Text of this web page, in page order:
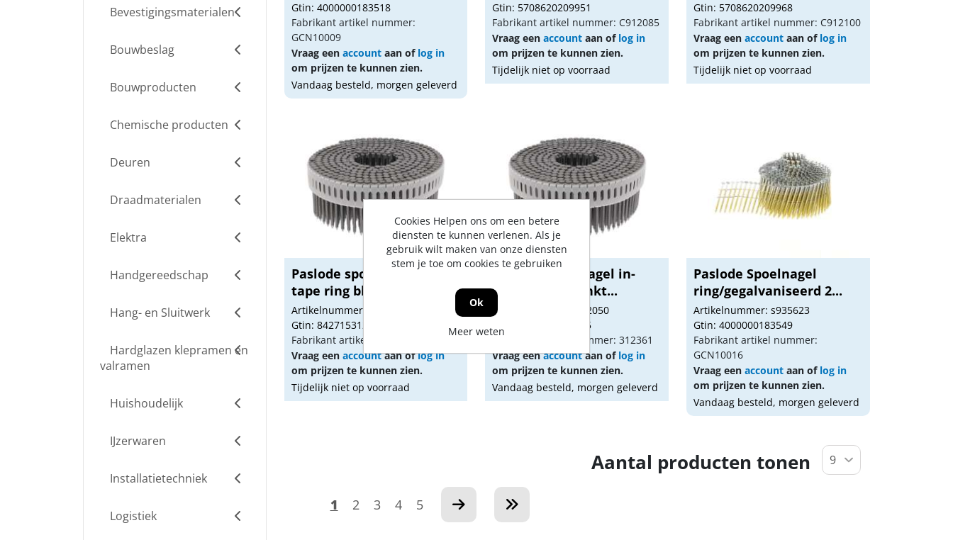
Bevestigingsmaterialen
Bouwbeslag
Bouwproducten
Chemische producten
Deuren
Draadmaterialen
Elektra
Handgereedschap
Hang- en Sluitwerk
Hardglazen klepramen en
valramen
Huishoudelijk
IJzerwaren
Installatietechniek
Logistiek
Gtin: 4000000183518
Fabrikant artikel nummer:
GCN10009
Vraag een accountaan of log in
om prijzen te kunnen zien.
Vandaag besteld, morgen geleverd
Gtin: 5708620209951
Fabrikant artikel nummer: C912085
Vraag eenaccount aan of log in
om prijzen te kunnen zien.
Tijdelijk niet op voorraad
Gtin: 5708620209968
Fabrikant artikel nummer: C912100
Vraag eenaccount aan of log in
om prijzen te kunnen zien.
Tijdelijk niet op voorraad
Paslode spoelnagel in-
tape ring blank 2....
Artikelnummer: 1052031
Gtin: 8427153123684
Fabrikant artikel nummer: 312368
Vraag een accountaan oflog in
om prijzen te kunnen zien.
Tijdelijk niet op voorraad
Paslode spoelnagel in-
tape ring verzinkt...
Artikelnummer: 1052050
Gtin: 8427153123615
Fabrikant artikel nummer: 312361
Vraag eenaccountaan of log in
om prijzen te kunnen zien.
Vandaag besteld, morgen geleverd
Paslode Spoelnagel
ring/gegalvaniseerd 2...
Artikelnummer: s935623
Gtin: 4000000183549
Fabrikant artikel nummer:
GCN10016
Vraag eenaccount aan of log in
om prijzen te kunnen zien.
Vandaag besteld, morgen geleverd
1 2 3 4 5
Aantal producten tonen
Cookies Helpen ons om een betere
diensten te kunnen verlenen. Als je
gebruik wilt maken van onze diensten
stem je toe om cookies te gebruiken
Ok
Meer weten